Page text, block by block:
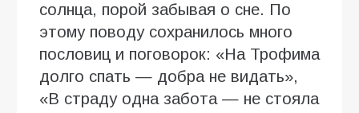
солнца, порой забывая о сне. По
этому поводу сохранилось много
пословиц и поговорок: «На Трофима
долго спать — добра не видать»,
«В страду одна забота — не стояла